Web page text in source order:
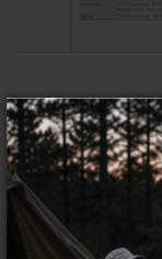
KYORITSU
12,990.65 ฿
*ราคาไม่รวมภาษีมูลค่าเพิ่ม